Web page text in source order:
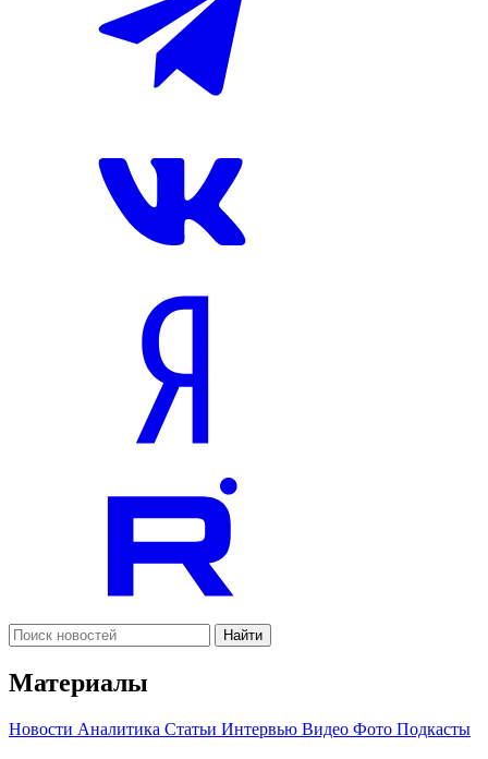
Найти
Материалы
Новости Аналитика Статьи Интервью Видео Фото Подкасты